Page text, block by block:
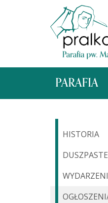
PARAFIA
HISTORIA